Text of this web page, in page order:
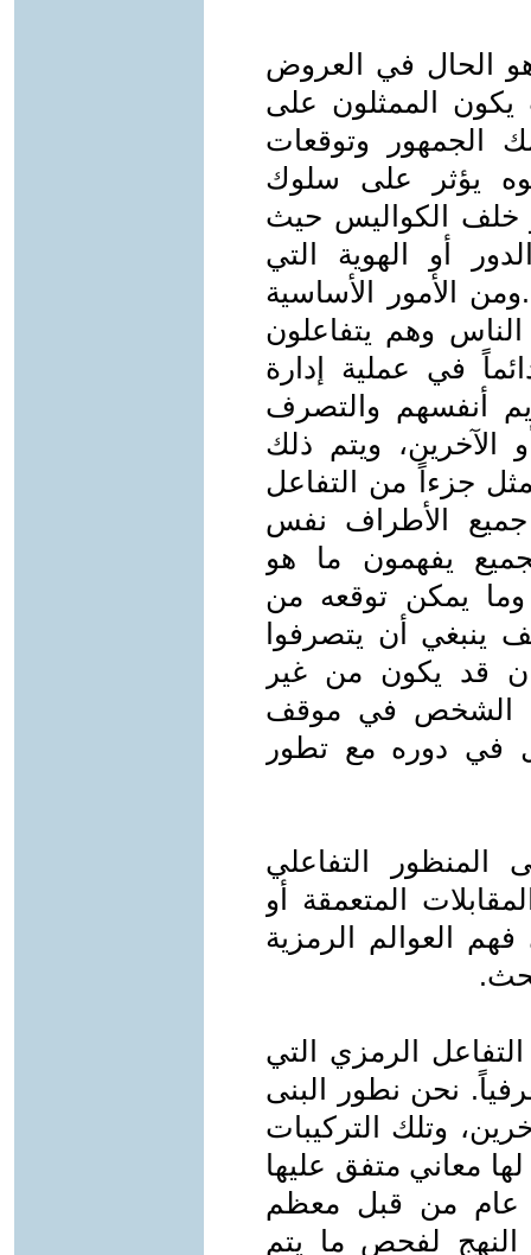
الحال في العروض
الممثلون على
الجمهور وتوقعات
يؤثر على سلوك
خلف الكواليس حيث
أو الهوية التي
الأمور الأساسية
وهم يتفاعلون
في عملية إدارة
أنفسهم والتصرف
الآخرين، ويتم ذلك
جزءاً من التفاعل
الأطراف نفس
يفهمون ما هو
يمكن توقعه من
ينبغي أن يتصرفوا
قد يكون من غير
الشخص في موقف
في دوره مع تطور
المنظور التفاعلي
المتعمقة أو
العوالم الرمزية
التفاعل الرمزي التي
نحن نطور البنى
وتلك التركيبات
معاني متفق عليها
عام من قبل معظم
النهج لفحص ما يتم